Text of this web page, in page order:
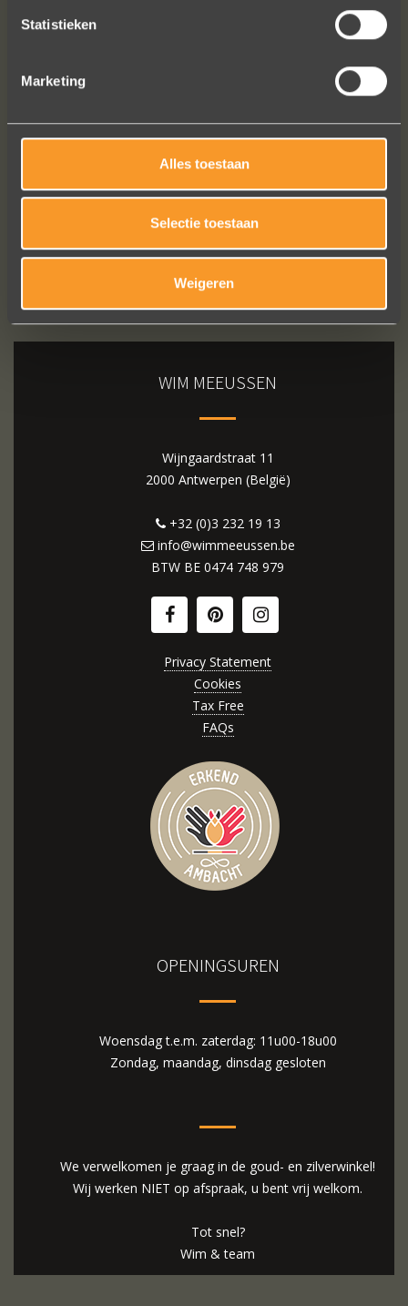
Statistieken
Marketing
Alles toestaan
Selectie toestaan
Weigeren
Bekijk al onze reviews
WIM MEEUSSEN
Wijngaardstraat 11
2000 Antwerpen (België)
+32 (0)3 232 19 13
info@wimmeeussen.be
BTW BE 0474 748 979
Privacy Statement
Cookies
Tax Free
FAQs
OPENINGSUREN
Woensdag t.e.m. zaterdag: 11u00-18u00
Zondag, maandag, dinsdag gesloten
We verwelkomen je graag in de goud- en zilverwinkel!
Wij werken NIET op afspraak, u bent vrij welkom.
Tot snel?
Wim & team